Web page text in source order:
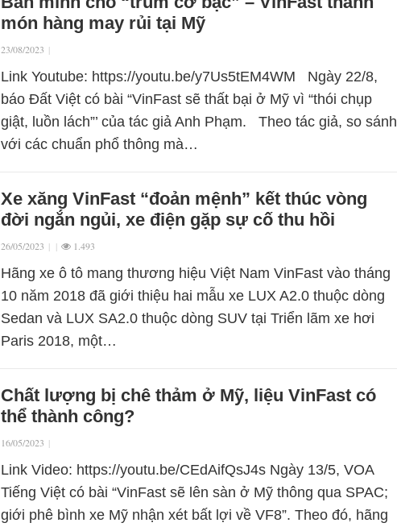
món hàng may rủi tại Mỹ
23/08/2023 |
Link Youtube: https://youtu.be/y7Us5tEM4WM Ngày 22/8,
báo Đất Việt có bài “VinFast sẽ thất bại ở Mỹ vì “thói chụp
giật, luồn lách”’ của tác giả Anh Phạm. Theo tác giả, so sánh
với các chuẩn phổ thông mà…
Xe xăng VinFast “đoản mệnh” kết thúc vòng
đời ngắn ngủi, xe điện gặp sự cố thu hồi
26/05/2023 | | 1.493
Hãng xe ô tô mang thương hiệu Việt Nam VinFast vào tháng
10 năm 2018 đã giới thiệu hai mẫu xe LUX A2.0 thuộc dòng
Sedan và LUX SA2.0 thuộc dòng SUV tại Triển lãm xe hơi
Paris 2018, một…
Chất lượng bị chê thảm ở Mỹ, liệu VinFast có
thể thành công?
16/05/2023 |
Link Video: https://youtu.be/CEdAifQsJ4s Ngày 13/5, VOA
Tiếng Việt có bài “VinFast sẽ lên sàn ở Mỹ thông qua SPAC;
giới phê bình xe Mỹ nhận xét bất lợi về VF8”. Theo đó, hãng